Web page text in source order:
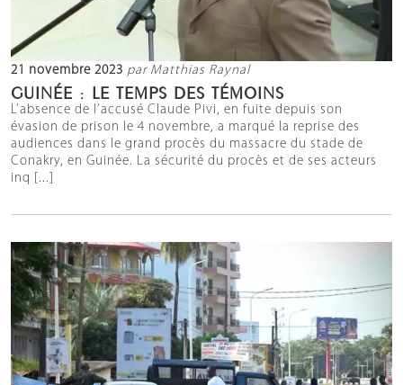
21 novembre 2023 par Matthias Raynal
GUINÉE : LE TEMPS DES TÉMOINS
L’absence de l’accusé Claude Pivi, en fuite depuis son
évasion de prison le 4 novembre, a marqué la reprise des
audiences dans le grand procès du massacre du stade de
Conakry, en Guinée. La sécurité du procès et de ses acteurs
inq [...]